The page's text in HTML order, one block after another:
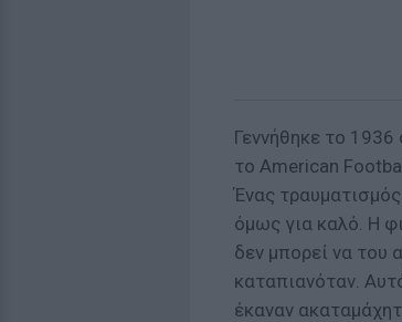
Γεννήθηκε το 1936
το American
Ένας
όμως για καλό. Η
δεν μπορεί να του
καταπιανόταν.
έκαναν